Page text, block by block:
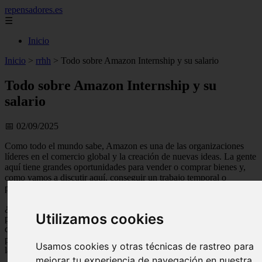
Utilizamos cookies
Usamos cookies y otras técnicas de rastreo para
repensadores.es
☰
Inicio
Inicio > rrhh > Todo sobre Amazon Internship y su salario
Todo sobre Amazon Internship y su
salario
📅 02/09/2025
Como todo el mundo sabe, Amazon es una de las organizaciones
líderes en el comercio global y la creación de nuevas ideas. La gente
aquí tiene grandes oportunidades para vender o comprar bienes y,
como vamos a discutir aquí, conseguir un trabajo temporal o
permanente.
¿Alguna vez has oído hablar de la pasantía de Amazon? En esta
publicación, veremos qué es realmente la pasantía de Amazon y lo
que sabemos sobre los diferentes tipos de pasantías, incluida la
pasantía de robótica de Amazon, la pasantía de MBA de Amazon y
la pasantía de verano de Amazon.